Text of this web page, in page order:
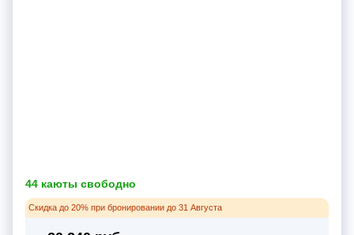
44 каюты свободно
Скидка до 20% при бронировании до 31 Августа